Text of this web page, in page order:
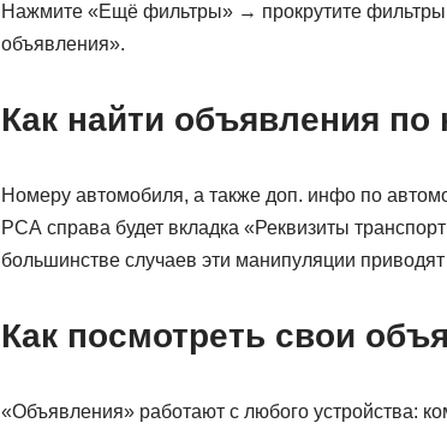
Нажмите «Ещё фильтры» → прокрутите
объявления».
Как найти объявления по
Номеру автомобиля, а также доп. инфо по
РСА справа будет вкладка «Реквизиты
большинстве случаев эти манипуляции приводят
Как посмотреть свои
«Объявления» работают с любого устройства: